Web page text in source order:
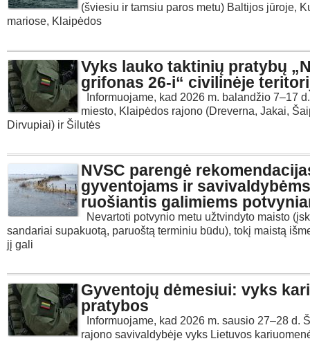
(šviesiu ir tamsiu paros metu) Baltijos jūroje,
mariose, Klaipėdos
Vyks lauko taktinių pratybų
grifonas 26-i“ civilinėje
Informuojame, kad 2026 m. balandžio 7–17
miesto, Klaipėdos rajono (Dreverna, Jakai,
Dirvupiai) ir Šilutės
NVSC parengė
gyventojams ir savivaldybėms
ruošiantis galimiems
Nevartoti potvynio metu užtvindyto maisto
sandariai supakuotą, paruoštą terminiu būdu), tokį maistą
jį gali
Gyventojų dėmesiui: vyks
pratybos
Informuojame, kad 2026 m. sausio 27–28 d.
rajono savivaldybėje vyks Lietuvos